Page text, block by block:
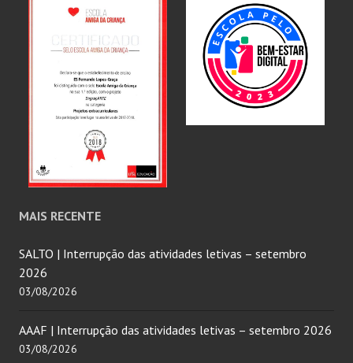
MAIS RECENTE
SALTO | Interrupção das atividades letivas – setembro
2026
03/08/2026
AAAF | Interrupção das atividades letivas – setembro 2026
03/08/2026